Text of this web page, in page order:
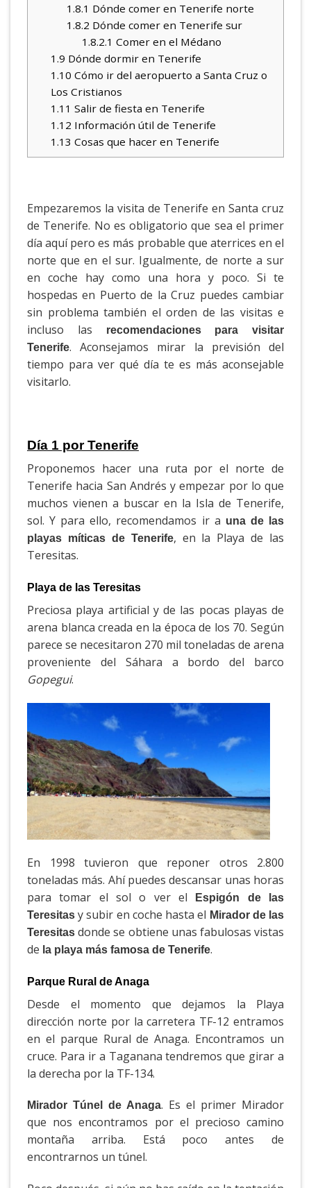
1.8.1 Dónde comer en Tenerife norte
1.8.2 Dónde comer en Tenerife sur
1.8.2.1 Comer en el Médano
1.9 Dónde dormir en Tenerife
1.10 Cómo ir del aeropuerto a Santa Cruz o
Los Cristianos
1.11 Salir de fiesta en Tenerife
1.12 Información útil de Tenerife
1.13 Cosas que hacer en Tenerife
Empezaremos la visita de Tenerife en Santa cruz
de Tenerife. No es obligatorio que sea el primer
día aquí pero es más probable que aterrices en el
norte que en el sur. Igualmente, de norte a sur
en coche hay como una hora y poco. Si te
hospedas en Puerto de la Cruz puedes cambiar
sin problema también el orden de las visitas e
incluso las
recomendaciones para visitar
Tenerife. Aconsejamos mirar la previsión del
tiempo para ver qué día te es más aconsejable
visitarlo.
Día 1 por Tenerife
Proponemos hacer una ruta por el norte de
Tenerife hacia San Andrés y empezar por lo que
muchos vienen a buscar en la Isla de Tenerife,
sol. Y para ello, recomendamos ir a una de las
playas míticas de Tenerife, en la Playa de las
Teresitas.
Playa de las Teresitas
Preciosa playa artificial y de las pocas playas de
arena blanca creada en la época de los 70. Según
parece se necesitaron 270 mil toneladas de arena
proveniente del Sáhara a bordo del barco
Gopegui.
En 1998 tuvieron que reponer otros 2.800
toneladas más. Ahí puedes descansar unas horas
para tomar el sol o ver el
Espigón de las
Teresitas y subir en coche hasta el Mirador de las
Teresitas donde se obtiene unas fabulosas vistas
de la playa más famosa de Tenerife.
Parque Rural de Anaga
Desde el momento que dejamos la Playa
dirección norte por la carretera TF-12 entramos
en el parque Rural de Anaga. Encontramos un
cruce. Para ir a Taganana tendremos que girar a
la derecha por la TF-134.
Mirador Túnel de Anaga. Es el primer Mirador
que nos encontramos por el precioso camino
montaña arriba. Está poco antes de
encontrarnos un túnel.